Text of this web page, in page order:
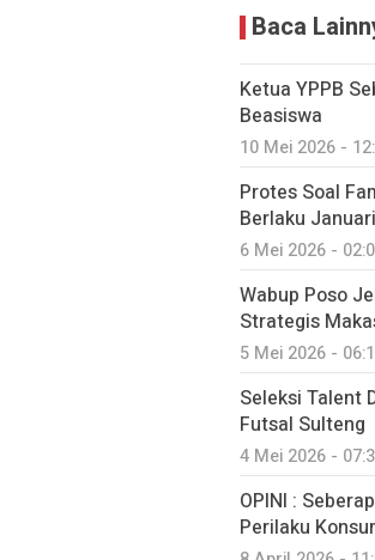
Baca
Ketua YPPB
Beasiswa
10 Mei 2026 -
Protes Soal
Berlaku
6 Mei 2026 -
Wabup Poso
Strategis
5 Mei 2026 -
Seleksi Talent
Futsal Sulteng
4 Mei 2026 -
OPINI :
Perilaku